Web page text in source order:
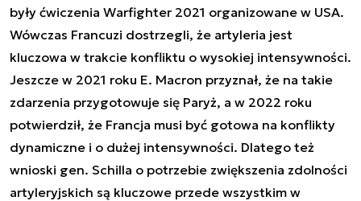
były ćwiczenia Warfighter 2021 organizowane w USA.
Wówczas Francuzi dostrzegli, że artyleria jest
kluczowa w trakcie konfliktu o wysokiej intensywności.
Jeszcze w 2021 roku E. Macron przyznał, że na takie
zdarzenia przygotowuje się Paryż, a w 2022 roku
potwierdził, że Francja musi być gotowa na konflikty
dynamiczne i o dużej intensywności. Dlatego też
wnioski gen. Schilla o potrzebie zwiększenia zdolności
artyleryjskich są kluczowe przede wszystkim w